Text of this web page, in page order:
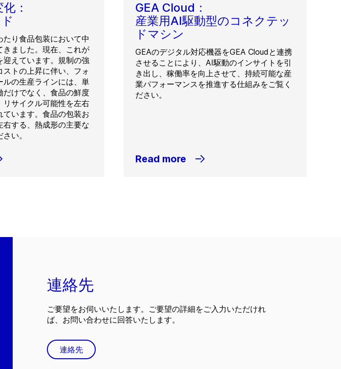
：
り食品包装において中
きました。現在、これが
えています。規制の強
トの上昇に伴い、フォ
ルの生産ラインには、単
だけでなく、食品の鮮度
リサイクル可能性を左右
います。食品の包装お
右する、熱成形の主要な
い。
GEA Cloud：
産業用AI駆動型のコネクテッ
ドマシン
GEAのデジタル対応機器をGEA Cloudと連携
させることにより、AI駆動のインサイトを引
き出し、稼働率を向上させて、持続可能な産
業パフォーマンスを推進する仕組みをご覧く
ださい。
Read more
連絡先
ご要望をお伺いいたします。ご要望の詳細をご入力いただけれ
ば、お問い合わせに回答いたします。
連絡先